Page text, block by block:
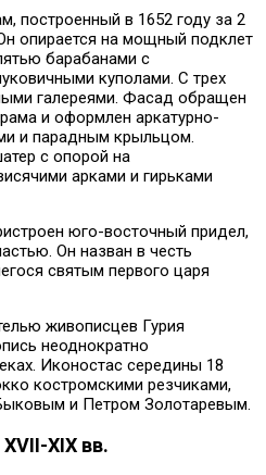
построенный в 1652 году за 2
опирается на мощный подклет
барабанами с
куполами. С трех
галереями. Фасад обращен
и оформлен аркатурно-
и парадным крыльцом.
с опорой на
арками и гирьками
юго-восточный придел,
Он назван в честь
святым первого царя
живописцев Гурия
неоднократно
Иконостас середины 18
костромскими резчиками,
и Петром Золотаревым.
XIX вв.